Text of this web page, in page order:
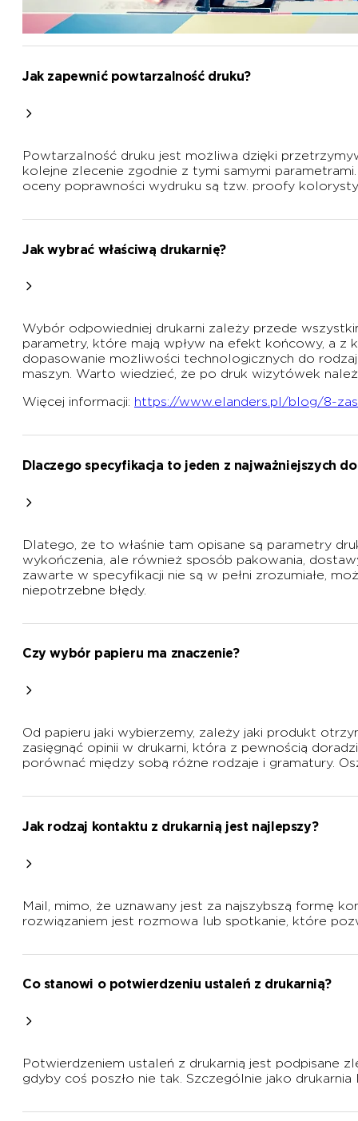
Jak zapewnić powtarzalność druku?
Powtarzalność druku jest możliwa dzięki
kolejne zlecenie zgodnie z tymi samymi
oceny poprawności wydruku są tzw. proofy
Jak wybrać właściwą drukarnię?
Wybór odpowiedniej drukarni zależy przede
parametry, które mają wpływ na efekt końcowy, a
dopasowanie możliwości technologicznych do
maszyn. Warto wiedzieć, że po druk wizytówek
Więcej informacji: https://www.elanders.pl/blog/8-
Dlaczego specyfikacja to jeden z najważniejszych
Dlatego, że to właśnie tam opisane są parametry
wykończenia, ale również sposób pakowania,
zawarte w specyfikacji nie są w pełni zrozumiałe,
niepotrzebne błędy.
Czy wybór papieru ma znaczenie?
Od papieru jaki wybierzemy, zależy jaki produkt
zasięgnąć opinii w drukarni, która z pewnością
porównać między sobą różne rodzaje i gramatury.
Jak rodzaj kontaktu z drukarnią jest najlepszy?
Mail, mimo, że uznawany jest za najszybszą formę
rozwiązaniem jest rozmowa lub spotkanie, które
Co stanowi o potwierdzeniu ustaleń z drukarnią?
Potwierdzeniem ustaleń z drukarnią jest podpisane
gdyby coś poszło nie tak. Szczególnie jako